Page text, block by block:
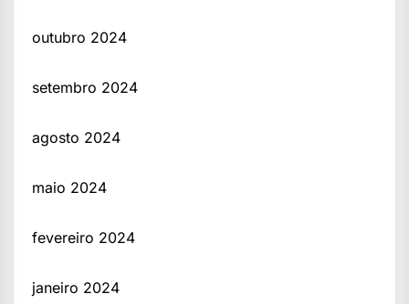
outubro 2024
setembro 2024
agosto 2024
maio 2024
fevereiro 2024
janeiro 2024